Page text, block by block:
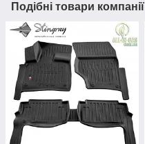
Подібні товари компанії